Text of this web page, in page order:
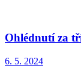
Ohlédnutí za
6. 5. 2024